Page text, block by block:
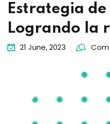
Estrategia
Logrando la
21 June, 2023 Com